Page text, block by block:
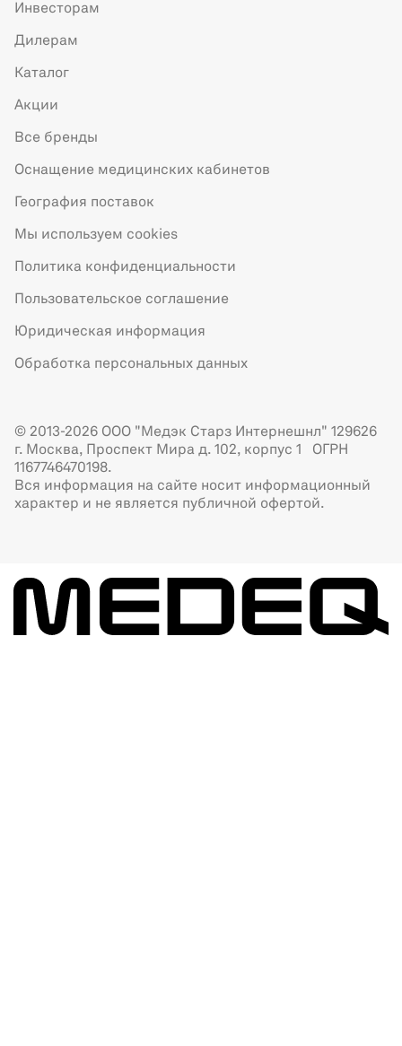
Инвесторам
Дилерам
Каталог
Акции
Все бренды
Оснащение медицинских кабинетов
География поставок
Мы используем cookies
Политика конфиденциальности
Пользовательское соглашение
Юридическая информация
Обработка персональных данных
© 2013-2026 ООО "Медэк Старз Интернешнл" 129626
г. Москва, Проспект Мира д. 102, корпус 1 ОГРН
1167746470198.
Вся информация на сайте носит информационный
характер и не является публичной офертой.